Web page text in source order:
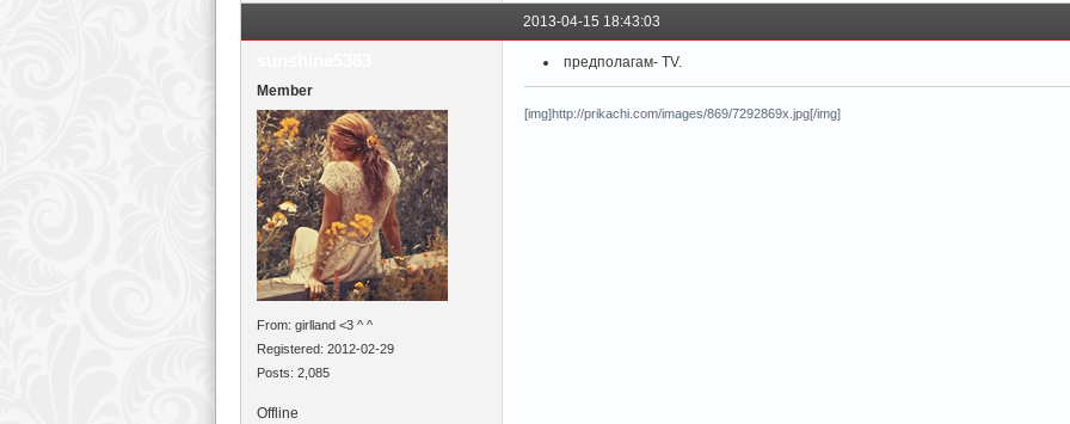
2013-04-15 18:43:03
Member
From: girlland <3 ^ ^
Registered: 2012-02-29
Posts: 2,085
предполагам- TV.
[img]http://prikachi.com/images/869/7292869x.jpg[/img]
Offline